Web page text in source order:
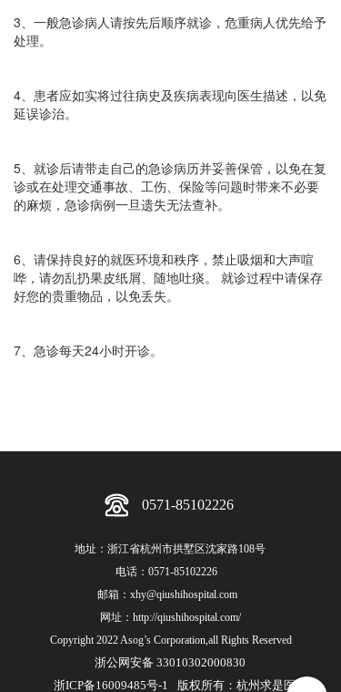
3、一般急诊病人请按先后顺序就诊，危重病人优先给予
处理。
4、患者应如实将过往病史及疾病表现向医生描述，以免
延误诊治。
5、就诊后请带走自己的急诊病历并妥善保管，以免在复
诊或在处理交通事故、工伤、保险等问题时带来不必要
的麻烦，急诊病例一旦遗失无法查补。
6、请保持良好的就医环境和秩序，禁止吸烟和大声喧
哗，请勿乱扔果皮纸屑、随地吐痰。 就诊过程中请保存
好您的贵重物品，以免丢失。
7、急诊每天24小时开诊。
Copyright 2022 Asog’s Corporation,all Rights Reserved
浙ICP备16009485号-1 版权所有：杭州求是医院
浙公网安备 33010302000830
地址：浙江省杭州市拱墅区沈家路108号
电话： 0571-85102226
邮箱：xhy@qiushihospital.com
网址： http://qiushihospital.com/
0571-85102226